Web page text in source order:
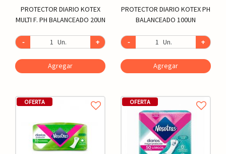
PROTECTOR DIARIO KOTEX
MULTI F. PH BALANCEADO 20UN
- Un. +
Agregar
PROTECTOR DIARIO KOTEX PH
BALANCEADO 100UN
- Un. +
Agregar
OFERTA OFERTA